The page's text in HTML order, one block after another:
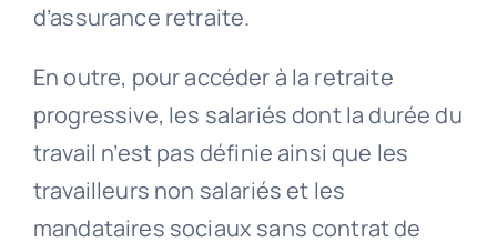
d’assurance retraite.
En outre, pour accéder à la retraite
progressive, les salariés dont la durée du
travail n’est pas définie ainsi que les
travailleurs non salariés et les
mandataires sociaux sans contrat de